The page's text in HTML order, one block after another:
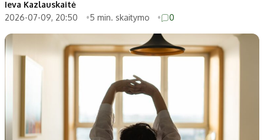
Ieva Kazlauskaitė
2026-07-09, 20:50
5 min. skaitymo 0